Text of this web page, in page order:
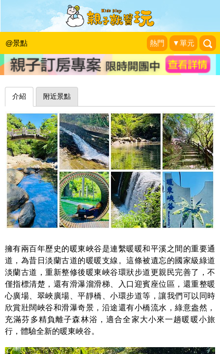
@景點 熱門 ▼單元
峭壁峽谷×滑瀑奇景，沿溪而行消暑好
去處～基隆暖東峽谷
大海愛上藍天旅遊日記分享|2022-10-05
介紹 附近景點
擁有兩百年歷史的暖東峽谷是連繫暖暖和平溪之間的重要通
道，為昔日淡蘭古道的暖暖支線。這條被遺忘的國家級綠道
淡蘭古道，重新整修後暖東峽谷環狀步道更親民完善了，不
僅指標清楚，還有滑瀑溜滑梯、入口迎賓座位區，還重整暖
心廣場、翠峽廣場、平靜橋、小環步道等，讓我們可以同時
欣賞壯闊峽谷和滑瀑奇景，沿途還有小橋流水，綠意盎然，
充滿芬多精負離子森林浴，適合全家大小來一趟暖暖小旅
行，體驗全新的暖東峽谷。